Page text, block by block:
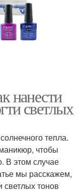
нанести
светлых
тепла.
чтобы
В этом случае
мы расскажем,
светлых тонов